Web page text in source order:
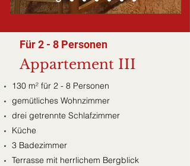
Für 2 - 8 Personen
Appartement III
130 m² für 2 - 8 Personen
gemütliches Wohnzimmer
drei getrennte Schlafzimmer
Küche
3 Badezimmer
Terrasse mit herrlichem Bergblick